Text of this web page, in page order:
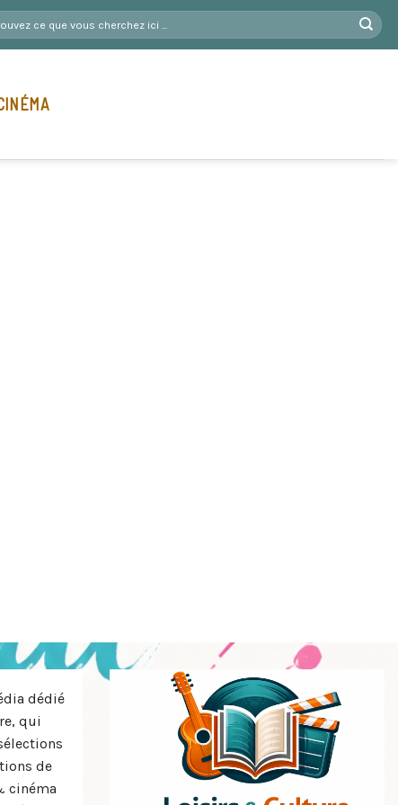
dédié
qui
de
cinéma